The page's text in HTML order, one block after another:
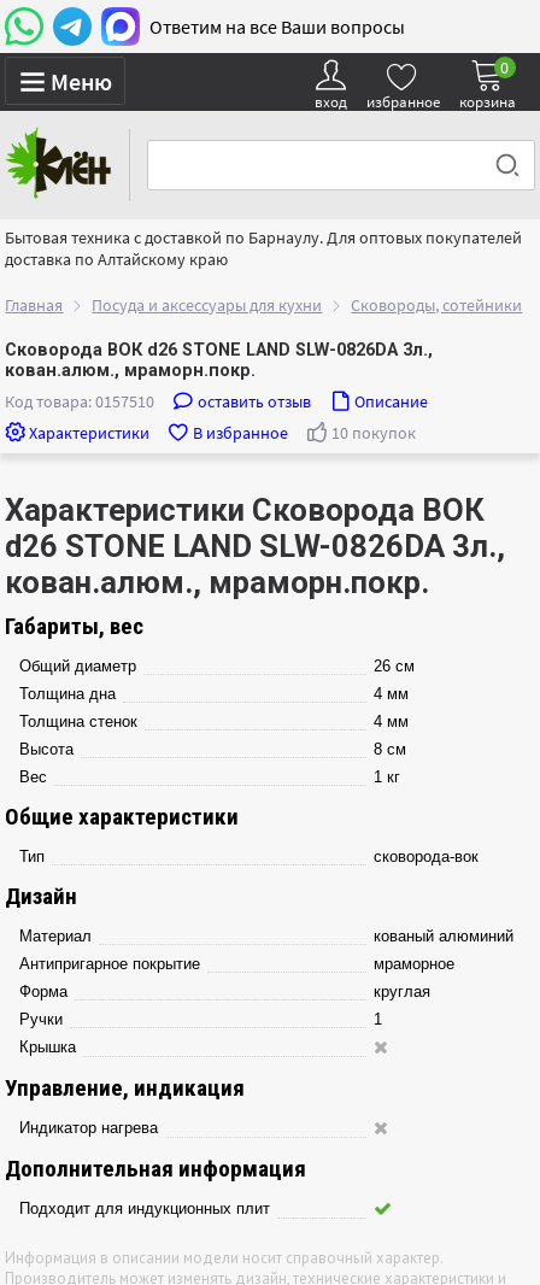
Ответим на все Ваши вопросы
Меню
вход избранное корзина
0
Бытовая техника с доставкой по Барнаулу. Для оптовых покупателей
доставка по Алтайскому краю
Главная Посуда и аксессуары для кухни Сковороды, сотейники
Сковорода ВОК d26 STONE LAND SLW-0826DA 3л.,
кован.алюм., мраморн.покр.
Код товара: 0157510 оставить отзыв
Описание
Характеристики
В избранное 10 покупок
Характеристики Сковорода ВОК
d26 STONE LAND SLW-0826DA 3л.,
кован.алюм., мраморн.покр.
Габариты, вес
Общий диаметр
26 см
Толщина дна
4 мм
Толщина стенок
4 мм
Высота
8 см
Вес
1 кг
Общие характеристики
Тип сковорода-вок
Дизайн
Материал
кованый алюминий
Антипригарное покрытие
мраморное
Форма
круглая
Ручки
1
Крышка
Управление, индикация
Индикатор нагрева
Дополнительная информация
Подходит для индукционных плит
Информация в описании модели носит справочный характер.
Производитель может изменять дизайн, технические характеристики и